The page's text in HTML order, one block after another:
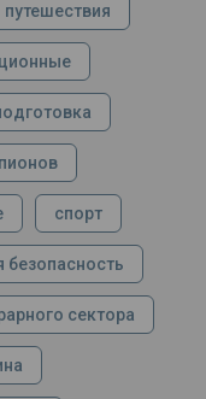
путешествия
спорт
безопасность
сектора